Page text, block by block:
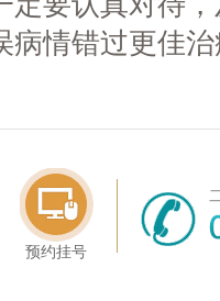
病情错过更佳
预约挂号